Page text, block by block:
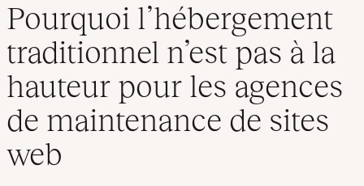
Pourquoi l’hébergement
traditionnel n’est pas à la
hauteur pour les agences
de maintenance de sites
web